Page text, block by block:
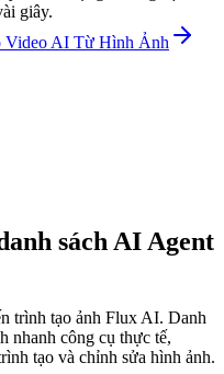
giây.
Video AI Từ Hình Ảnh
sách AI Agent
trình tạo ảnh Flux AI. Danh
nhanh công cụ thực tế,
tạo và chỉnh sửa hình ảnh.